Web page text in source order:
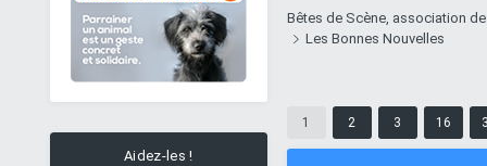
Aidez-les !
Bêtes de Scène, association
Les Bonnes Nouvelles
1 2 3 16